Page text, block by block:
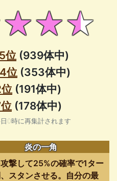
0時に再集計されます
位 (939体中)
位 (353体中)
(191体中)
(178体中)
炎の一角
撃して25%の確率で1ター
スタンさせる。自分の最